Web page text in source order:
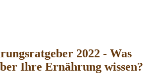
2022 - Was
Ihre Ernährung wissen?